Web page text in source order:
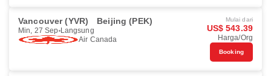
Vancouver (YVR) Beijing (PEK)
Min, 27 Sep Langsung
Air Canada
Mulai dari
US$ 543.39
Harga/Org
Booking